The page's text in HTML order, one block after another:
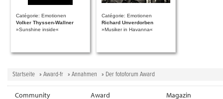
Catégorie: Emotionen
Volker Thyssen-Wallner
»Sunshine inside«
Catégorie: Emotionen
Richard Unverdorben
»Musiker in Havanna«
Startseite » Award-fr » Annahmen » Der fotoforum Award
Community Award Magazin